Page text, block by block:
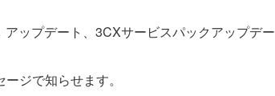
ップデート、3CXサービスパックアップデー
ジで知らせます。